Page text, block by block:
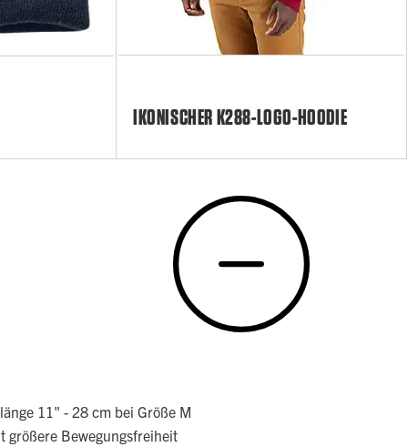
IKONISCHER K288-LOGO-HOODIE
11" - 28 cm bei Größe M
größere Bewegungsfreiheit